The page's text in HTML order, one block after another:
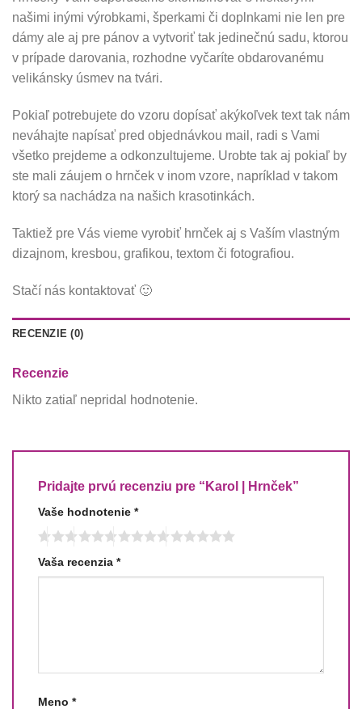
našimi inými výrobkami, šperkami či doplnkami nie len pre
dámy ale aj pre pánov a vytvoriť tak jedinečnú sadu, ktorou
v prípade darovania, rozhodne vyčaríte obdarovanému
velikánsky úsmev na tvári.
Pokiaľ potrebujete do vzoru dopísať akýkoľvek text tak nám
neváhajte napísať pred objednávkou mail, radi s Vami
všetko prejdeme a odkonzultujeme. Urobte tak aj pokiaľ by
ste mali záujem o hrnček v inom vzore, napríklad v takom
ktorý sa nachádza na našich krasotinkách.
Taktiež pre Vás vieme vyrobiť hrnček aj s Vaším vlastným
dizajnom, kresbou, grafikou, textom či fotografiou.
Stačí nás kontaktovať 🙂
RECENZIE (0)
Recenzie
Nikto zatiaľ nepridal hodnotenie.
Pridajte prvú recenziu pre “Karol | Hrnček”
Vaše hodnotenie *
Vaša recenzia *
Meno *